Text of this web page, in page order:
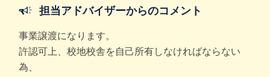
担当アドバイザーからのコメント
事業譲渡になります。
許認可上、校地校舎を自己所有しなければならない
為、